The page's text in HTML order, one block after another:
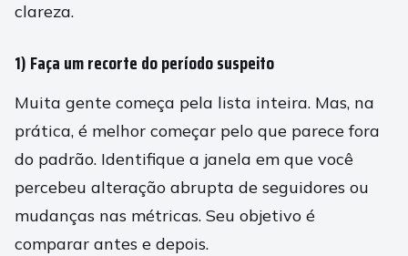
clareza.
1) Faça um recorte do período suspeito
Muita gente começa pela lista inteira. Mas, na
prática, é melhor começar pelo que parece fora
do padrão. Identifique a janela em que você
percebeu alteração abrupta de seguidores ou
mudanças nas métricas. Seu objetivo é
comparar antes e depois.